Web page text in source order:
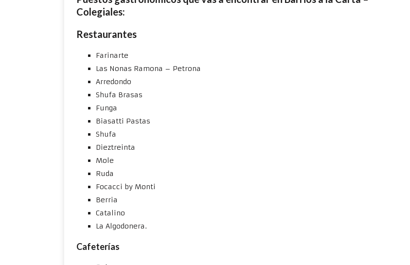
Colegiales:
Restaurantes
Farinarte
Las Nonas Ramona – Petrona
Arredondo
Shufa Brasas
Funga
Biasatti Pastas
Shufa
Dieztreinta
Mole
Ruda
Focacci by Monti
Berria
Catalino
La Algodonera.
Cafeterías